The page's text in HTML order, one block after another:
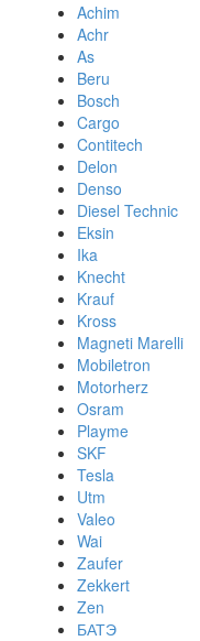
Achim
Achr
As
Beru
Bosch
Cargo
Contitech
Delon
Denso
Diesel Technic
Eksin
Ika
Knecht
Krauf
Kross
Magneti Marelli
Mobiletron
Motorherz
Osram
Playme
SKF
Tesla
Utm
Valeo
Wai
Zaufer
Zekkert
Zen
БАТЭ